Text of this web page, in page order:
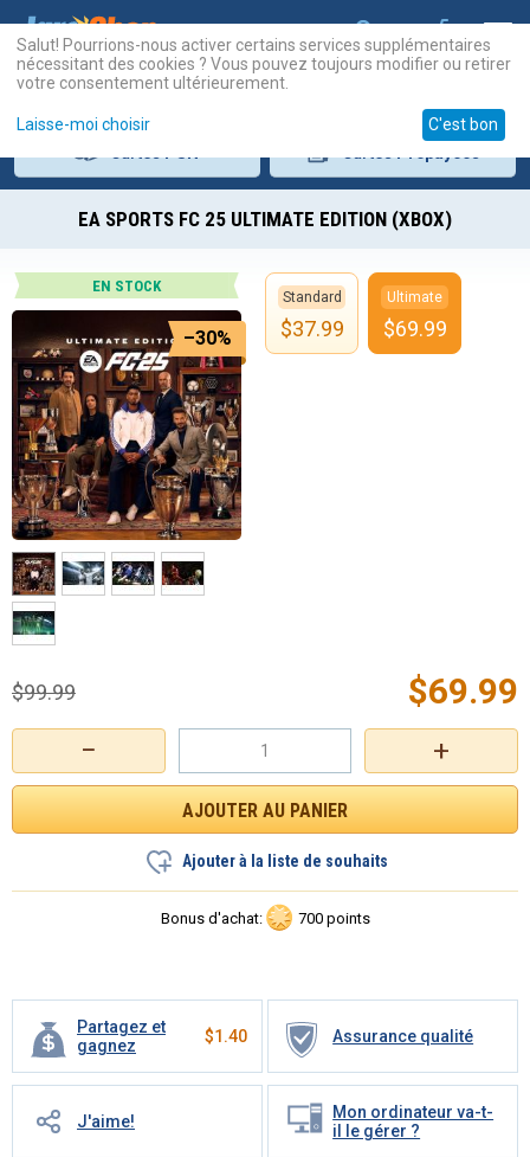
EA SPORTS FC 25 ULTIMATE EDITION (XBOX)
EN STOCK
–30%
+
−
$69.99
$99.99
Ajouter à la liste de souhaits
Bonus d'achat: 700 points
Partagez et
gagnez
$1.40 Assurance qualité
J'aime!
Mon ordinateur va-t-
il le gérer ?
Standard
$37.99
Ultimate
$69.99
Salut! Pourrions-nous activer certains services supplémentaires
nécessitant des cookies ? Vous pouvez toujours modifier ou retirer
votre consentement ultérieurement.
Laisse-moi choisir C'est bon